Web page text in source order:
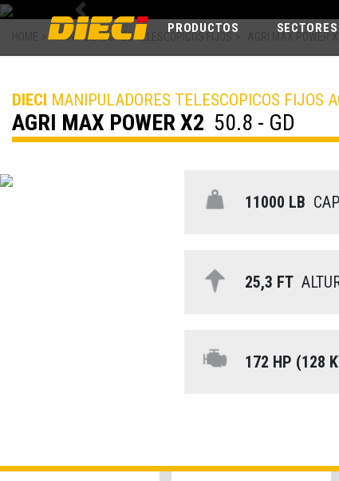
PRODUCTOS SECTORES
Previous
MANIPULADORES TELESCOPICOS FIJOS
DIECI MANIPULADORES TELESCOPICOS FIJOS
AGRI MAX POWER X2 50.8 - GD
11000 LB
25,3 FT
172 HP (128